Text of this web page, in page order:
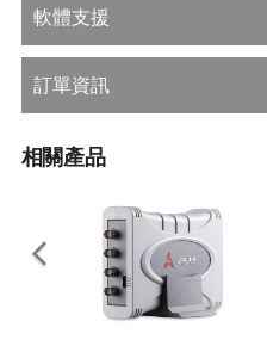
軟體支援
訂單資訊
相關產品